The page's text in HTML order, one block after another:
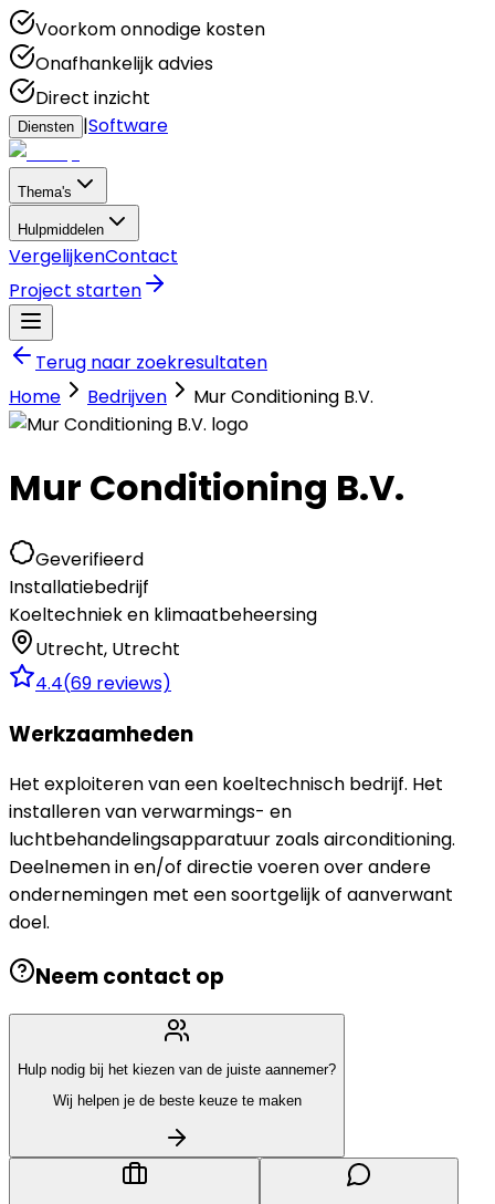
Voorkom onnodige kosten
Onafhankelijk advies
Direct inzicht
Diensten |Software
Thema's
Hulpmiddelen
VergelijkenContact
Project starten
Terug naar zoekresultaten
Home
Bedrijven Mur Conditioning B.V.
Mur Conditioning B.V.
Geverifieerd
Installatiebedrijf
Koeltechniek en klimaatbeheersing
Utrecht, Utrecht
4.4(69 reviews)
Werkzaamheden
Het exploiteren van een koeltechnisch bedrijf. Het
installeren van verwarmings- en
luchtbehandelingsapparatuur zoals airconditioning.
Deelnemen in en/of directie voeren over andere
ondernemingen met een soortgelijk of aanverwant
doel.
Neem contact op
Hulp nodig bij het kiezen van de juiste aannemer?
Wij helpen je de beste keuze te maken